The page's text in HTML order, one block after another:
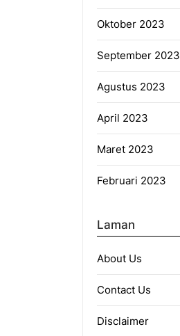
Oktober 2023
September 2023
Agustus 2023
April 2023
Maret 2023
Februari 2023
Laman
About Us
Contact Us
Disclaimer